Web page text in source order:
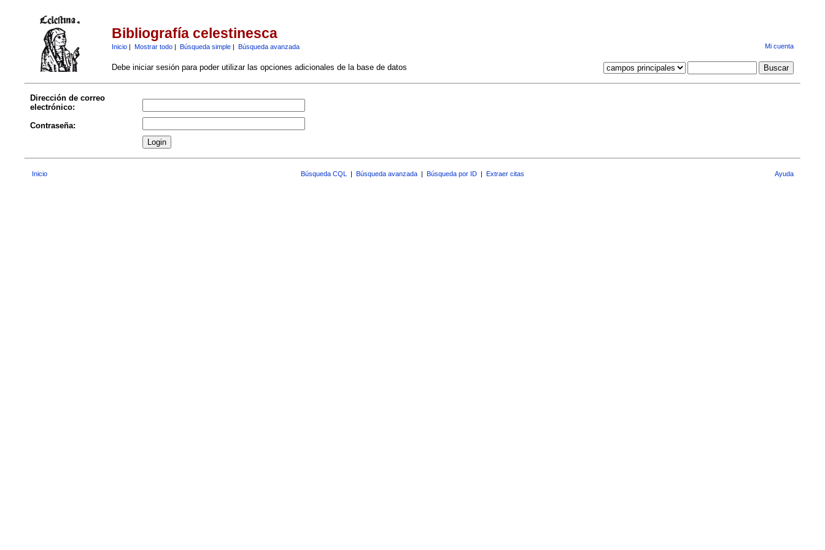
Bibliografía celestinesca
Inicio| Mostrar todo| Búsqueda simple| Búsqueda avanzada Mi cuenta
Debe iniciar sesión para poder utilizar las opciones adicionales de la base de datos
Dirección de correo
electrónico:
Contraseña:
Inicio Búsqueda CQL | Búsqueda avanzada | Búsqueda por ID | Extraer citas Ayuda